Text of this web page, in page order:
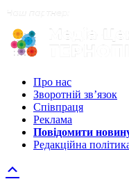
Про нас
Зворотній зв’язок
Співпраця
Реклама
Повідомити
Редакційна